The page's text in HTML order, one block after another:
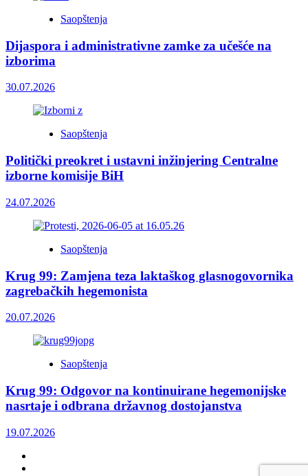
Saopštenja
Dijaspora i administrativne zamke za učešće na
izborima
30.07.2026
Saopštenja
Politički preokret i ustavni inžinjering Centralne
izborne komisije BiH
24.07.2026
Saopštenja
Krug 99: Zamjena teza laktaškog glasnogovornika
zagrebačkih hegemonista
20.07.2026
Saopštenja
Krug 99: Odgovor na kontinuirane hegemonijske
nasrtaje i odbrana državnog dostojanstva
19.07.2026